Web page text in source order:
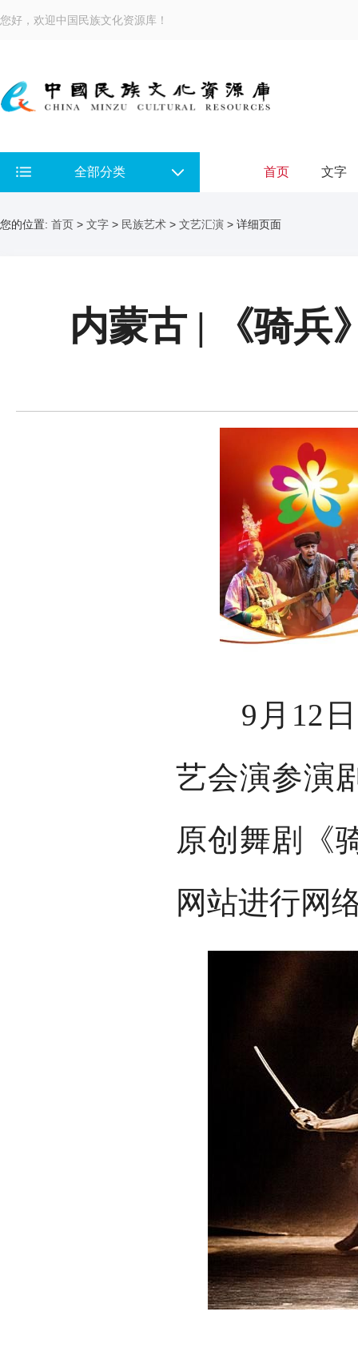
您好，欢迎中国民族文化资源库！
全部分类 首页 文字
您的位置: 首页 > 文字 > 民族艺术 > 文艺汇演 > 详细页面
内蒙古 | 《骑兵
9月12日
艺会演参演
原创舞剧《
网站进行网